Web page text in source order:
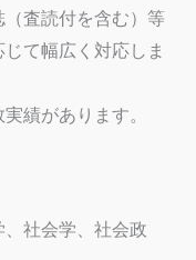
査読付を含む）等
て幅広く対応しま
績があります。
、社会学、社会政